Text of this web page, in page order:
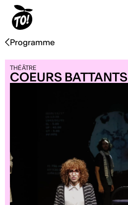
Programme
THÉÂTRE
COEURS BATTANTS